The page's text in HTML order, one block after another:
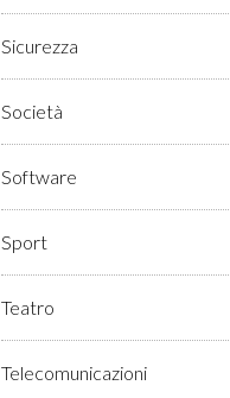
Sicurezza
Società
Software
Sport
Teatro
Telecomunicazioni